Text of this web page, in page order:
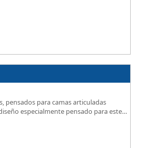
pensados para camas articuladas
especialmente pensado para este